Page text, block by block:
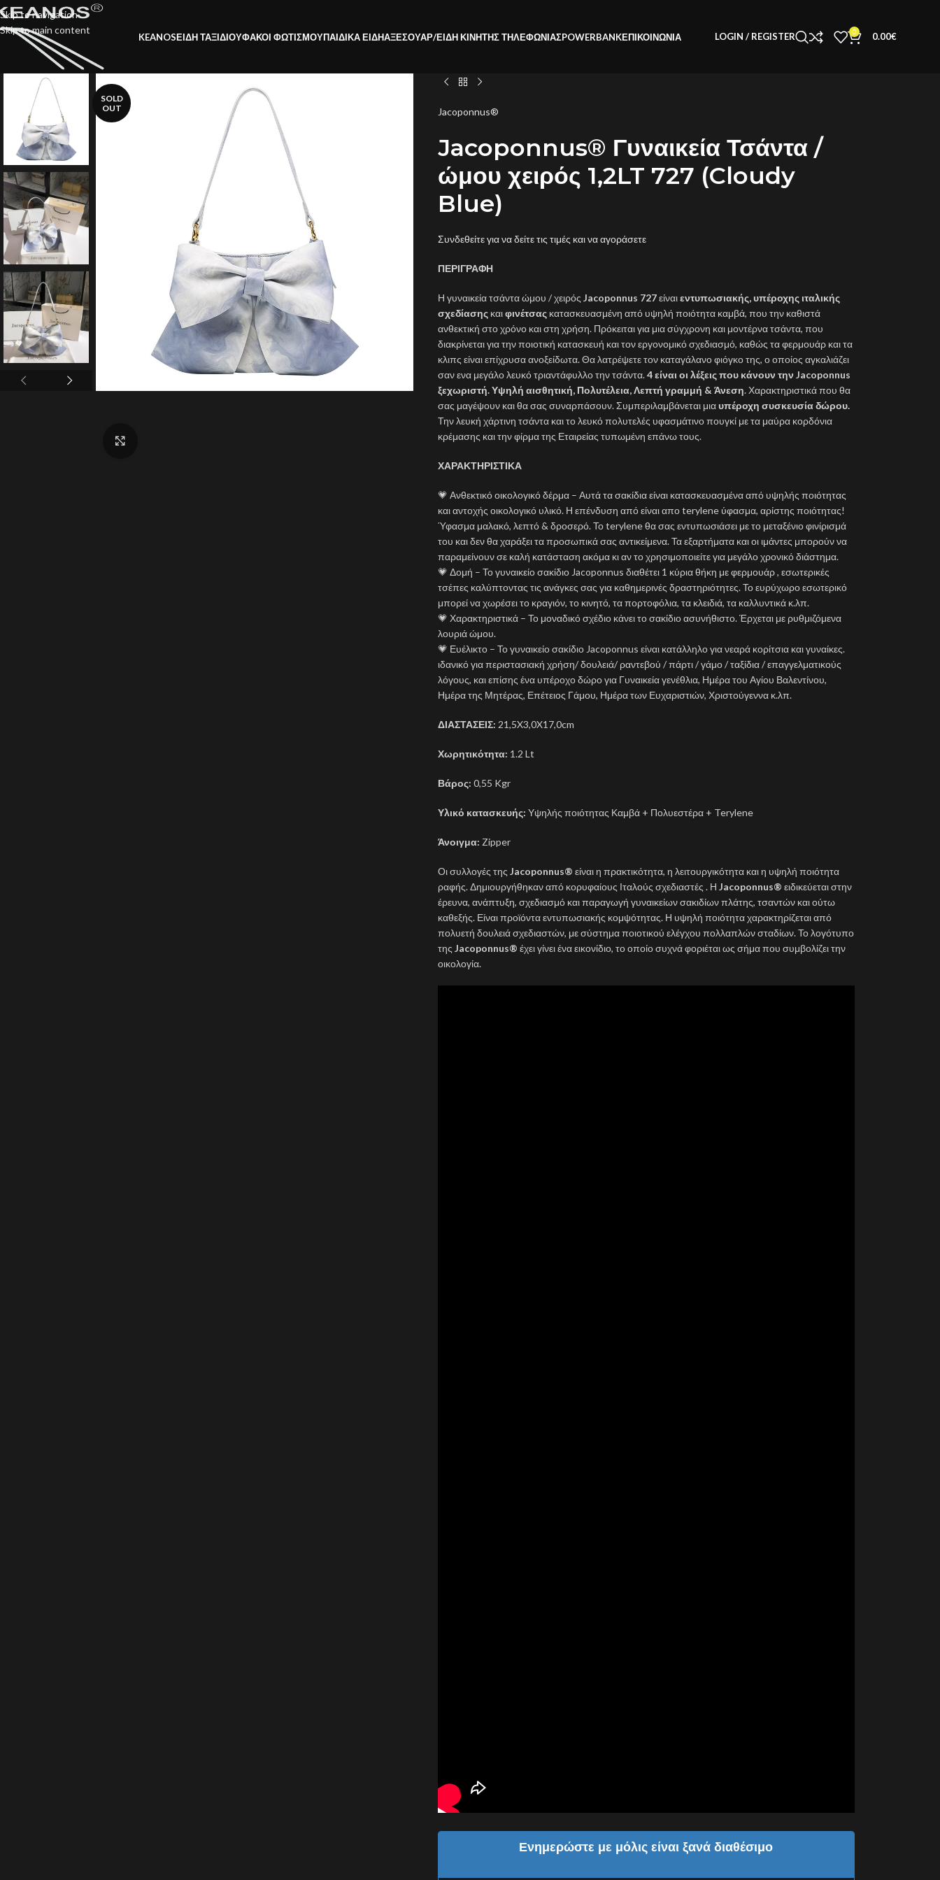
Skip to navigation
Skip to main content
KEANOSΕΙΔΗ ΤΑΞΙΔΙΟΥΦΑΚΟΙ ΦΩΤΙΣΜΟΥΠΑΙΔΙΚΑ ΕΙΔΗΑΞΕΣΟΥΑΡ/ΕΙΔΗ ΚΙΝΗΤΗΣ ΤΗΛΕΦΩΝΙΑΣPOWERBANKΕΠΙΚΟΙΝΩΝΊΑ LOGIN / REGISTER 0 0.00€
SOLD
OUT
Jacoponnus®
Jacoponnus® Γυναικεία Τσάντα /
ώμου χειρός 1,2LT 727 (Cloudy
Blue)
Συνδεθείτε για να δείτε τις τιμές και να αγοράσετε
ΠΕΡΙΓΡΑΦΗ
Η γυναικεία τσάντα ώμου / χειρός Jacoponnus 727είναιεντυπωσιακής, υπέροχης ιταλικής
σχεδίασης καιφινέτσαςκατασκευασμένη από υψηλή ποιότητα καμβά, που την καθιστά
ανθεκτική στο χρόνο και στη χρήση. Πρόκειται για μια σύγχρονη και μοντέρνα τσάντα, που
διακρίνεται για την ποιοτική κατασκευή και τον εργονομικό σχεδιασμό, καθώς τα φερμουάρ και τα
κλιπς είναι επίχρυσα ανοξείδωτα. Θα λατρέψετε τον καταγάλανο φιόγκο της, ο οποίος αγκαλιάζει
σαν ενα μεγάλο λευκό τριαντάφυλλο την τσάντα.4 είναι οι λέξεις που κάνουν την Jacoponnus
ξεχωριστή. Υψηλή αισθητική, Πολυτέλεια, Λεπτή γραμμή & Άνεση. Χαρακτηριστικά που θα
σας μαγέψουν και θα σας συναρπάσουν. Συμπεριλαμβάνεται μια υπέροχη συσκευσία δώρου.
Την λευκή χάρτινη τσάντα και το λευκό πολυτελές υφασμάτινο πουγκί με τα μαύρα κορδόνια
κρέμασης και την φίρμα της Εταιρείας τυπωμένη επάνω τους.
ΧΑΡΑΚΤΗΡΙΣΤΙΚΑ
💗 Ανθεκτικό οικολογικό δέρμα – Αυτά τα σακίδια είναι κατασκευασμένα από υψηλής ποιότητας
και αντοχής οικολογικό υλικό. Η επένδυση από είναι απο terylene ύφασμα, αρίστης ποιότητας!
Ύφασμα μαλακό, λεπτό & δροσερό. Το terylene θα σας εντυπωσιάσει με το μεταξένιο φινίρισμά
του και δεν θα χαράξει τα προσωπικά σας αντικείμενα. Τα εξαρτήματα και οι ιμάντες μπορούν να
παραμείνουν σε καλή κατάσταση ακόμα κι αν το χρησιμοποιείτε για μεγάλο χρονικό διάστημα.
💗 Δομή – Το γυναικείο σακίδιο Jacoponnus διαθέτει 1 κύρια θήκη με φερμουάρ , εσωτερικές
τσέπες καλύπτοντας τις ανάγκες σας για καθημερινές δραστηριότητες. Το ευρύχωρο εσωτερικό
μπορεί να χωρέσει το κραγιόν, το κινητό, τα πορτοφόλια, τα κλειδιά, τα καλλυντικά κ.λπ.
💗 Χαρακτηριστικά – Το μοναδικό σχέδιο κάνει το σακίδιο ασυνήθιστο. Έρχεται με ρυθμιζόμενα
λουριά ώμου.
💗 Ευέλικτο – Το γυναικείο σακίδιο Jacoponnus είναι κατάλληλο για νεαρά κορίτσια και γυναίκες.
ιδανικό για περιστασιακή χρήση/ δουλειά/ ραντεβού / πάρτι / γάμο / ταξίδια / επαγγελματικούς
λόγους, και επίσης ένα υπέροχο δώρο για Γυναικεία γενέθλια, Ημέρα του Αγίου Βαλεντίνου,
Ημέρα της Μητέρας, Επέτειος Γάμου, Ημέρα των Ευχαριστιών, Χριστούγεννα κ.λπ.
ΔΙΑΣΤΑΣΕΙΣ: 21,5X3,0X17,0cm
Χωρητικότητα: 1.2 Lt
Βάρος: 0,55 Kgr
Υλικό κατασκευής: Υψηλής ποιότητας Καμβά + Πολυεστέρα + Terylene
Άνοιγμα: Zipper
Οι συλλογές της Jacoponnus® είναι η πρακτικότητα, η λειτουργικότητα και η υψηλή ποιότητα
ραφής. Δημιουργήθηκαν από κορυφαίους Ιταλούς σχεδιαστές . Η Jacoponnus® ειδικεύεται στην
έρευνα, ανάπτυξη, σχεδιασμό και παραγωγή γυναικείων σακιδίων πλάτης, τσαντών και ούτω
καθεξής. Είναι προϊόντα εντυπωσιακής κομψότητας. Η υψηλή ποιότητα χαρακτηρίζεται από
πολυετή δουλειά σχεδιαστών, με σύστημα ποιοτικού ελέγχου πολλαπλών σταδίων. Το λογότυπο
της Jacoponnus® έχει γίνει ένα εικονίδιο, το οποίο συχνά φοριέται ως σήμα που συμβολίζει την
οικολογία.
Ενημερώστε με μόλις είναι ξανά διαθέσιμο